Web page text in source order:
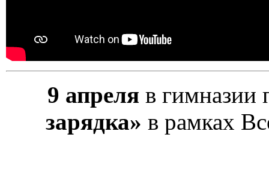
9 апреля в гимназии
зарядка» в рамках